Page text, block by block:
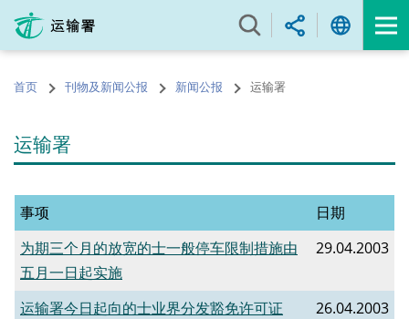
内
的首页 刊物及新闻公报 新闻公报 运输署
运输署
事项
日期
为期三个月的放宽的士一般停车限制措施由
五月一日起实施
29.04.2003
运输署今日起向的士业界分发豁免许可证
26.04.2003